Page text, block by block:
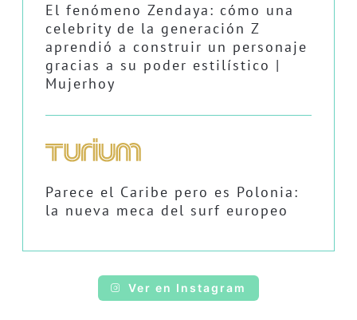
El fenómeno Zendaya: cómo una
celebrity de la generación Z
aprendió a construir un personaje
gracias a su poder estilístico |
Mujerhoy
Parece el Caribe pero es Polonia:
la nueva meca del surf europeo
Ver en Instagram